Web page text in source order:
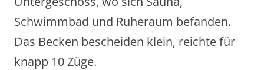
Schwimmbad und Ruheraum befanden.
Das Becken bescheiden klein, reichte für
knapp 10 Züge.